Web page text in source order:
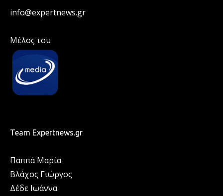
info@expertnews.gr
Μέλος του
Team Expertnews.gr
Παππά Μαρία
Βλάχος Γιώργος
Δέδε Ιωάννα